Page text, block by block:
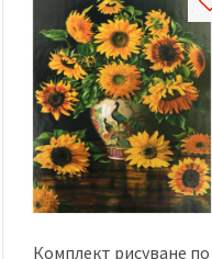
Комплект рисуване по